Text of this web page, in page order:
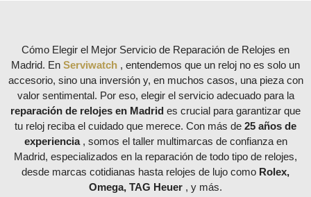
Cómo Elegir el Mejor Servicio de Reparación de Relojes en
Madrid. En Serviwatch , entendemos que un reloj no es solo un
accesorio, sino una inversión y, en muchos casos, una pieza con
valor sentimental. Por eso, elegir el servicio adecuado para la
reparación de relojes en Madrid es crucial para garantizar que
tu reloj reciba el cuidado que merece. Con más de 25 años de
experiencia , somos el taller multimarcas de confianza en
Madrid, especializados en la reparación de todo tipo de relojes,
desde marcas cotidianas hasta relojes de lujo como Rolex,
Omega, TAG Heuer , y más.